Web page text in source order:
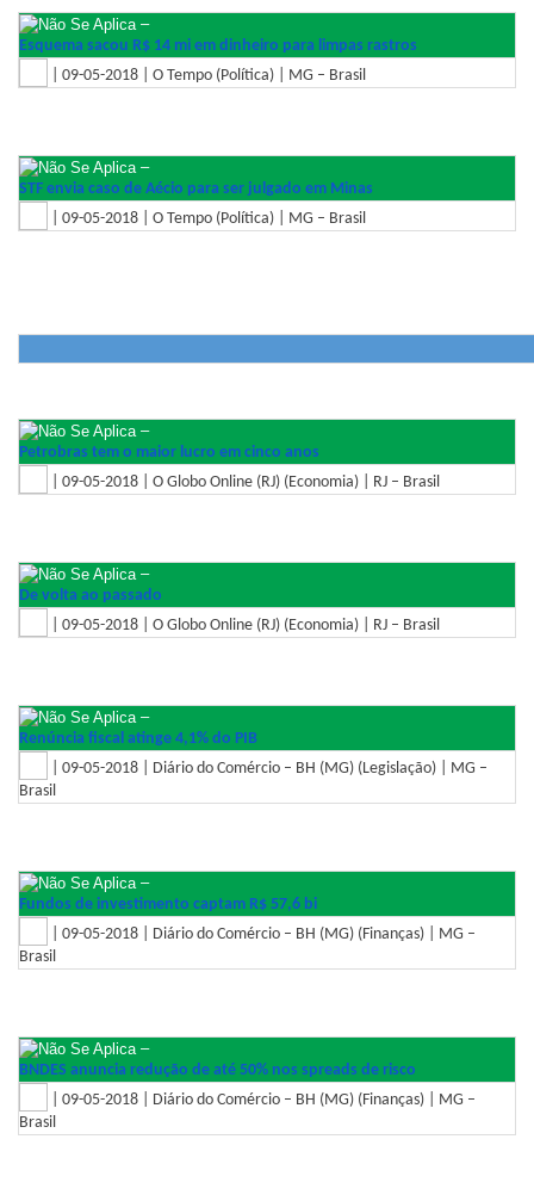
–
Esquema sacou R$ 14 mi em dinheiro para limpas rastros
| 09-05-2018 | O Tempo (Política) | MG – Brasil
–
STF envia caso de Aécio para ser julgado em Minas
| 09-05-2018 | O Tempo (Política) | MG – Brasil
–
Petrobras tem o maior lucro em cinco anos
| 09-05-2018 | O Globo Online (RJ) (Economia) | RJ – Brasil
–
De volta ao passado
| 09-05-2018 | O Globo Online (RJ) (Economia) | RJ – Brasil
–
Renúncia fiscal atinge 4,1% do PIB
| 09-05-2018 | Diário do Comércio – BH (MG) (Legislação) | MG –
Brasil
–
Fundos de investimento captam R$ 57,6 bi
| 09-05-2018 | Diário do Comércio – BH (MG) (Finanças) | MG –
Brasil
–
BNDES anuncia redução de até 50% nos spreads de risco
| 09-05-2018 | Diário do Comércio – BH (MG) (Finanças) | MG –
Brasil